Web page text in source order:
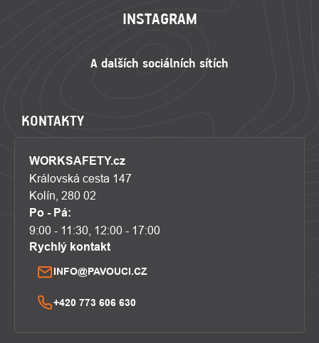
INSTAGRAM
KONTAKTY
WORKSAFETY.cz
Královská cesta 147
Kolín, 280 02
Po - Pá:
9:00 - 11:30, 12:00 - 17:00
Rychlý kontakt
INFO@PAVOUCI.CZ
+420 773 606 630